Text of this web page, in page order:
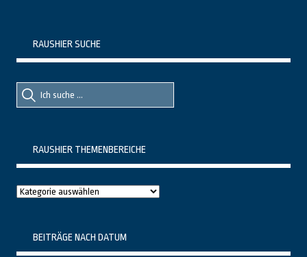
RAUSHIER SUCHE
Suche
nach::
Suche
nach:
RAUSHIER THEMENBEREICHE
Raushier
BEITRÄGE NACH DATUM